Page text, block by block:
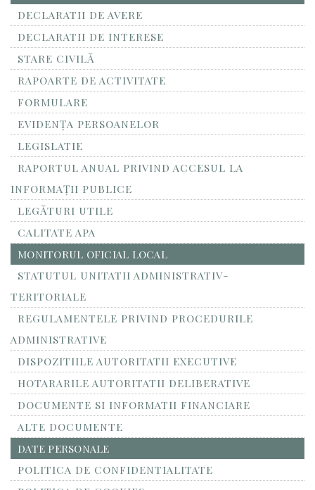
DECLARATII DE AVERE
DECLARATII DE INTERESE
STARE CIVILĂ
RAPOARTE DE ACTIVITATE
FORMULARE
EVIDENȚA PERSOANELOR
LEGISLATIE
RAPORTUL ANUAL PRIVIND ACCESUL LA
INFORMAŢII PUBLICE
LEGĂTURI UTILE
CALITATE APA
MONITORUL OFICIAL LOCAL
STATUTUL UNITATII ADMINISTRATIV-
TERITORIALE
REGULAMENTELE PRIVIND PROCEDURILE
ADMINISTRATIVE
DISPOZITIILE AUTORITATII EXECUTIVE
HOTARARILE AUTORITATII DELIBERATIVE
DOCUMENTE SI INFORMATII FINANCIARE
ALTE DOCUMENTE
DATE PERSONALE
POLITICA DE CONFIDENTIALITATE